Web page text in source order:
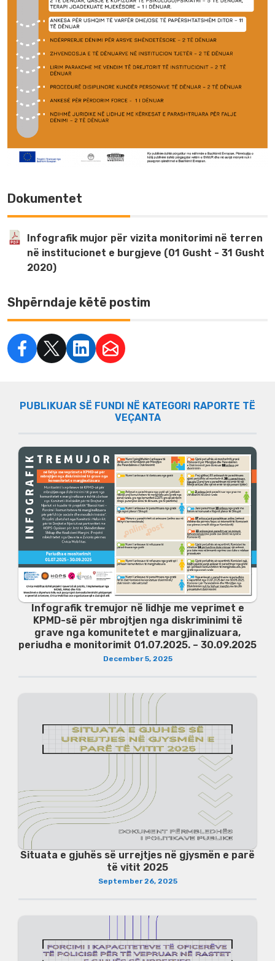
Dokumentet
Infografik mujor për vizita monitorimi në terren
në institucionet e burgjeve (01 Gusht - 31 Gusht
2020)
Shpërndaje këtë postim
PUBLIKUAR SË FUNDI NË KATEGORI RAPORTE TË
VEÇANTA
Infografik tremujor në lidhje me veprimet e
KPMD-së për mbrojtjen nga diskriminimi të
grave nga komunitetet e margjinalizuara,
periudha e monitorimit 01.07.2025. – 30.09.2025
December 5, 2025
Situata e gjuhës së urrejtjes në gjysmën e parë
të vitit 2025
September 26, 2025